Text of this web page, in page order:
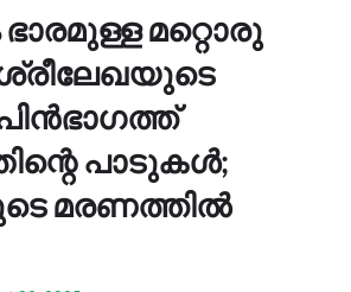
മറ്റൊരു
പാടുകള്‍;
മരണത്തില്‍